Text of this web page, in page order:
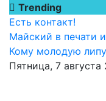
Перейти
содержимому
Trending
Есть контакт!
Майский в печати
Кому молодую
Пятница, 7 августа